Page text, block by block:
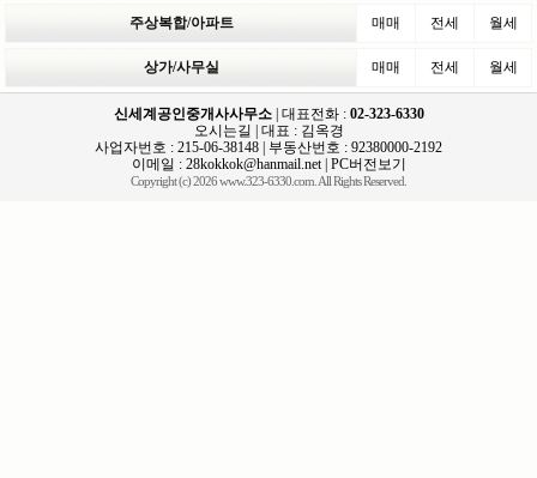
주상복합/아파트 매매 전세 월세
상가/사무실 매매 전세 월세
신세계공인중개사사무소| 대표전화 : 02-323-6330
오시는길
| 대표 : 김옥경
사업자번호 : 215-06-38148 | 부동산번호 : 92380000-2192
이메일 : 28kokkok@hanmail.net| PC버전보기
Copyright (c) 2026 www.323-6330.com. All Rights Reserved.